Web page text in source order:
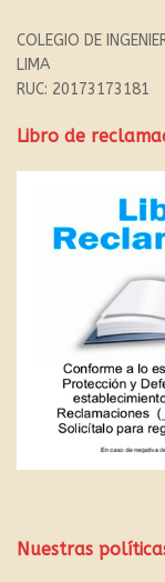
COLEGIO DE
LIMA
RUC: 20173173181
Libro de
Nuestras